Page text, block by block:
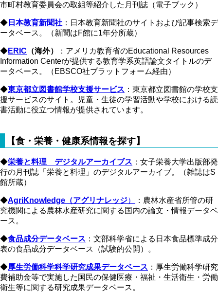
市町村教育委員会の取組等紹介した月刊誌（電子ブック）
◆ 日本教育新聞社 ：日本教育新聞社のサイトおよび記事検索デ
ータベース。（新聞はF館に1年分所蔵）
◆ERIC （海外）
：アメリカ教育省のEducational Resources
Information Centerが提供する教育学系英語論文タイトルのデ
ータベース。（EBSCO社プラットフォーム経由）
◆東京都立図書館学校支援サービス ：東京都立図書館の学校支
援サービスのサイト。児童・生徒の学習活動や学校における読
書活動に役立つ情報が提供されています。
【食・栄養・健康系情報を探す】
◆栄養と料理 デジタルアーカイブス ：女子栄養大学出版部発
行の月刊誌「栄養と料理」のデジタルアーカイブ。（雑誌はS
館所蔵）
◆AgriKnowledge（アグリナレッジ）
：農林水産省所管の研
究機関による農林水産研究に関する国内の論文・情報データベ
ース。
◆食品成分データベース ：文部科学省による日本食品標準成分
表の食品成分データベース（試験的公開）。
◆厚生労働科学科学研究成果データベース ：厚生労働科学研究
費補助金等で実施した国民の保健医療・福祉・生活衛生・労働
衛生等に関する研究成果データベース。